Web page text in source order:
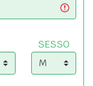
SESSO